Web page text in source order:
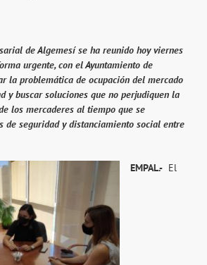
de Algemesí se ha reunido hoy viernes
urgente, con el Ayuntamiento de
la problemática de ocupación del mercado
y buscar soluciones que no perjudiquen la
los mercaderes al tiempo que se
de seguridad y distanciamiento social entre
EMPAL.- El